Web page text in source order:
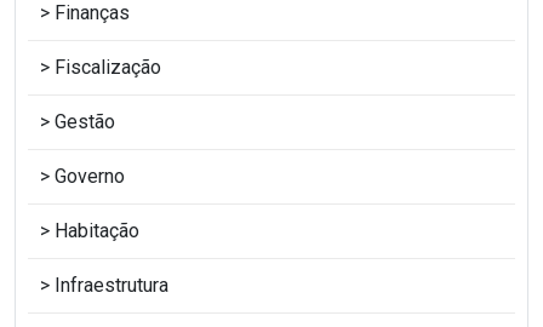
Finanças
Fiscalização
Gestão
Governo
Habitação
Infraestrutura